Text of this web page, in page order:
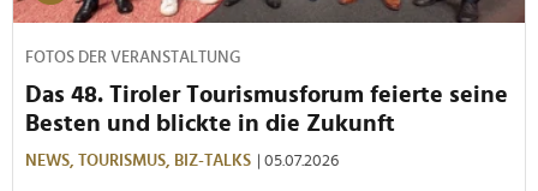
FOTOS DER VERANSTALTUNG
Das 48. Tiroler Tourismusforum feierte seine
Besten und blickte in die Zukunft
NEWS, TOURISMUS, BIZ-TALKS | 05.07.2026